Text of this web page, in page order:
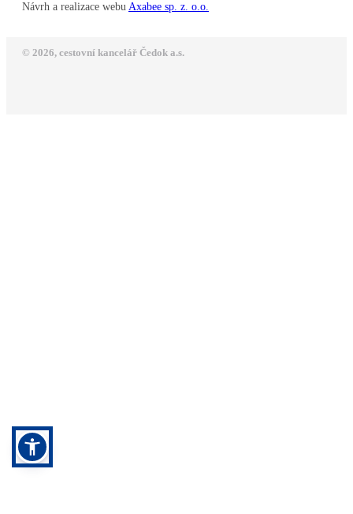
Návrh a realizace webu Axabee sp. z. o.o.
© 2026, cestovní kancelář Čedok a.s.